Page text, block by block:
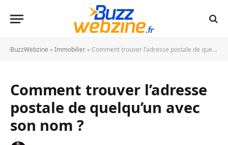
BuzzWebzine »Immobilier » Comment trouver l’adresse postale de quelqu’un avec son nom ?
Comment trouver l’adresse
postale de quelqu’un avec
son nom ?